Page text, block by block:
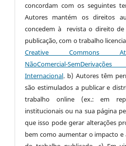
concordam com os seguintes
Autores mantém os direitos
concedem à revista o direito de
publicação, com o trabalho
Creative Commons
NãoComercial-
Internacional. b) Autores têm
são estimulados a publicar e
trabalho online (ex.: em
institucionais ou na sua página
que isso pode gerar alterações
bem como aumentar o impacto e